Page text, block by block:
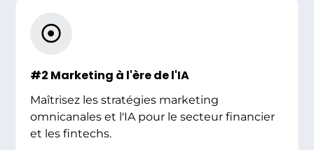
#2 Marketing à l'ère de l'IA
Maîtrisez les stratégies marketing
omnicanales et l'IA pour le secteur financier
et les fintechs.